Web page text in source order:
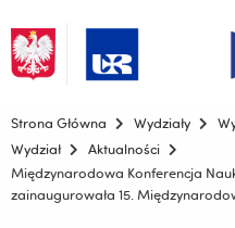
Menu - górna belka
Strona Główna Wydziały
Wydział
Aktualności
Międzynarodowa Konferencja
zainaugurowała 15.